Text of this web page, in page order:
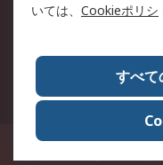
プレスリリース＆お
全世界のRS
ESGへの取り組み（
〒240-0005 神奈川県横浜市
いては、 Cookieポリシ
すべ